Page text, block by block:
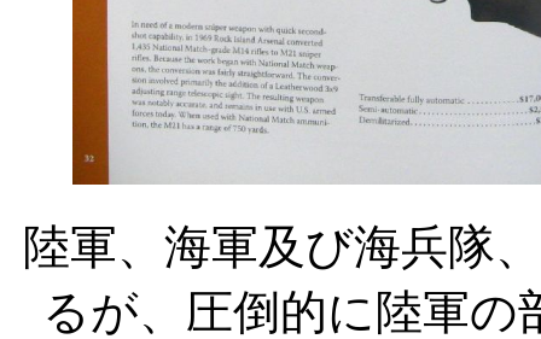
陸軍、海軍及び海兵隊
るが、圧倒的に陸軍